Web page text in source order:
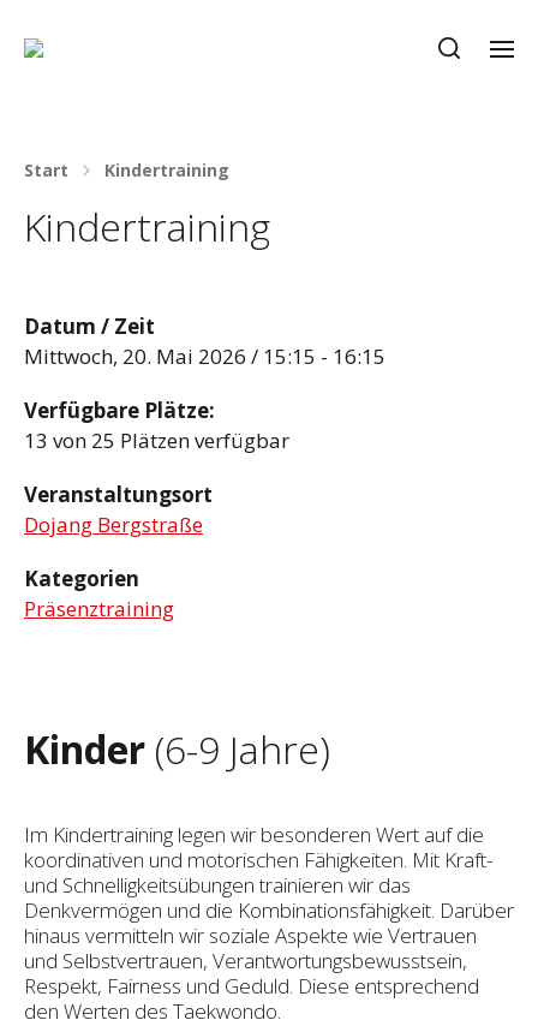
Start Kindertraining
Kindertraining
Datum / Zeit
Mittwoch, 20. Mai 2026 / 15:15 - 16:15
Verfügbare Plätze:
13 von 25 Plätzen verfügbar
Veranstaltungsort
Dojang Bergstraße
Kategorien
Präsenztraining
Kinder (6-9 Jahre)
Im Kindertraining legen wir besonderen Wert auf die
koordinativen und motorischen Fähigkeiten. Mit Kraft-
und Schnelligkeitsübungen trainieren wir das
Denkvermögen und die Kombinationsfähigkeit. Darüber
hinaus vermitteln wir soziale Aspekte wie Vertrauen
und Selbst­vertrauen, Verantwortungsbewusstsein,
Respekt, Fairness und Geduld. Diese entsprechend
den Werten des Taekwondo.